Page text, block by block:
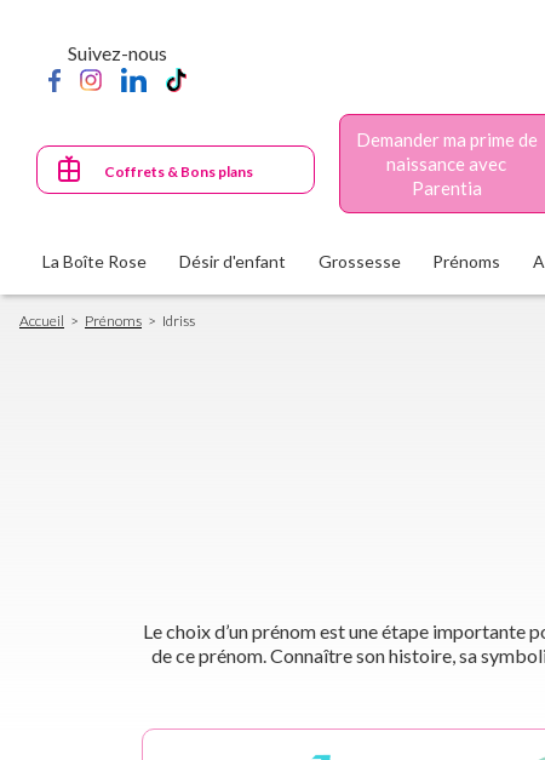
principal
Suivez-nous
Coffrets & Bons plans
Demander ma prime de
naissance avec
Parentia
La Boîte Rose Désir d'enfant Grossesse Prénoms
Fil
d'Ariane
Accueil Prénoms Idriss
Le choix d’un prénom est une étape importante
de ce prénom. Connaître son histoire, sa